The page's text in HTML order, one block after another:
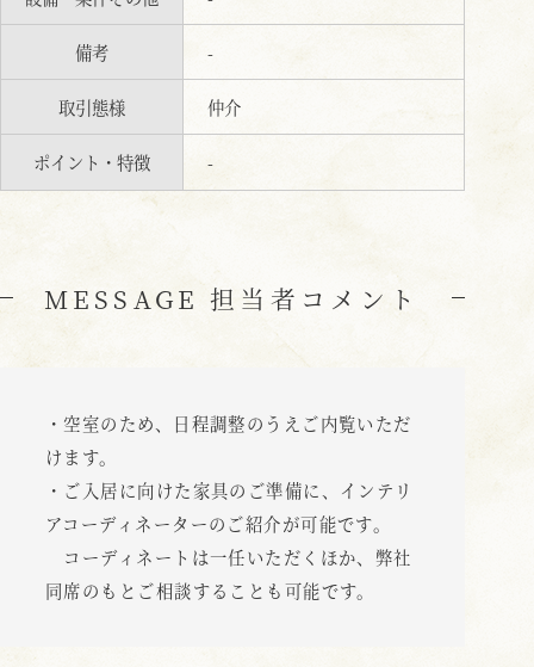
備考 -
取引態様 仲介
ポイント・特徴 -
MESSAGE 担当者コメント
・空室のため、日程調整のうえご内覧いただ
けます。
・ご入居に向けた家具のご準備に、インテリ
アコーディネーターのご紹介が可能です。
コーディネートは一任いただくほか、弊社
同席のもとご相談することも可能です。